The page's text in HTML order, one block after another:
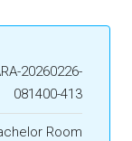
20260226-
081400-413
Room